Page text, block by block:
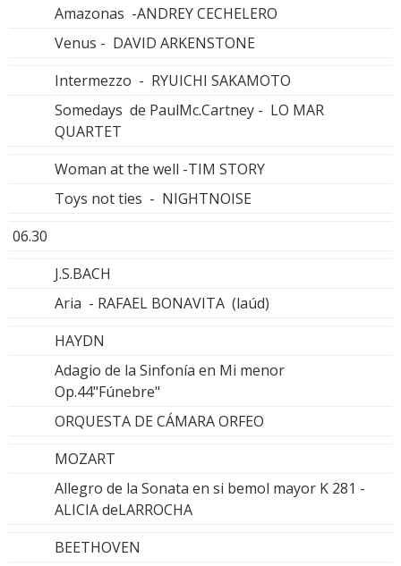
Amazonas -ANDREY CECHELERO
Venus - DAVID ARKENSTONE
Intermezzo - RYUICHI SAKAMOTO
Somedays de PaulMc.Cartney - LO MAR
QUARTET
Woman at the well -TIM STORY
Toys not ties - NIGHTNOISE
06.30
J.S.BACH
Aria - RAFAEL BONAVITA (laúd)
HAYDN
Adagio de la Sinfonía en Mi menor
Op.44"Fúnebre"
ORQUESTA DE CÁMARA ORFEO
MOZART
Allegro de la Sonata en si bemol mayor K 281 -
ALICIA deLARROCHA
BEETHOVEN